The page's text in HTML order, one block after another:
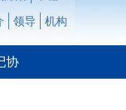
领导 机构
协